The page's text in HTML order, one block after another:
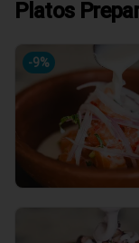
Platos
-9%